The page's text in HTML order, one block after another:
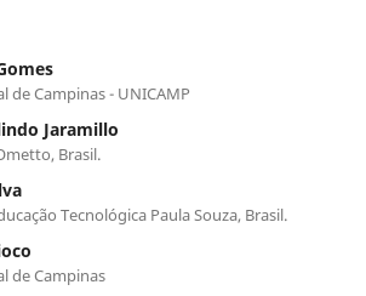
de Campinas - UNICAMP
Jaramillo
Brasil.
Tecnológica Paula Souza, Brasil.
de Campinas